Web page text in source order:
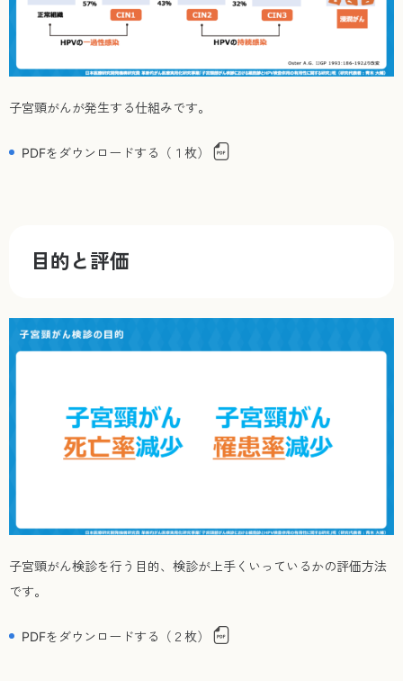
子宮頸がんが発生する仕組みです。
PDFをダウンロードする（１枚）
目的と評価
子宮頸がん検診を行う目的、検診が上手くいっているかの評価方法
です。
PDFをダウンロードする（２枚）